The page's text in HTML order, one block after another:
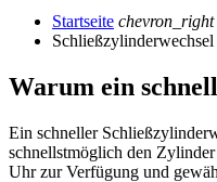
Startseite chevron_right
Schließzylinderwechsel
Warum ein
Ein schneller
schnellstmöglich den
Uhr zur Verfügung und